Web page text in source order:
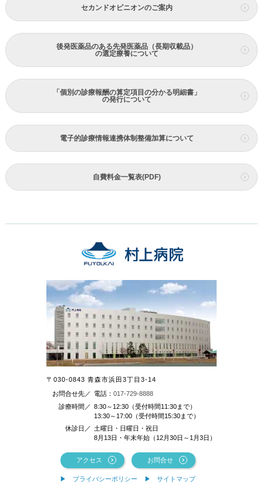
セカンドオピニオンのご案内
後発医薬品のある先発医薬品（長期収載品）
の選定療養について
「個別の診療報酬の算定項目の分かる明細書」
の発行について
電子的診療情報連携体制整備加算について
自費料金一覧表(PDF)
〒030-0843 青森市浜田3丁目3-14
お問合せ先／ 電話：017-729-8888
診療時間／ 8:30～12:30（受付時間11:30まで）
13:30～17:00（受付時間15:30まで）
休診日／ 土曜日・日曜日・祝日
8月13日・年末年始（12月30日～1月3日）
アクセス お問合せ
プライバシーポリシー サイトマップ